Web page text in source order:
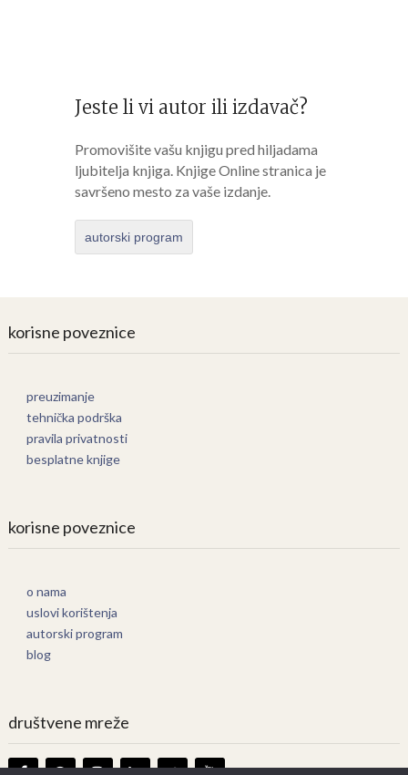
Jeste li vi autor ili izdavač?
Promovišite vašu knjigu pred hiljadama
ljubitelja knjiga. Knjige Online stranica je
savršeno mesto za vaše izdanje.
autorski program
korisne poveznice
preuzimanje
tehnička podrška
pravila privatnosti
besplatne knjige
korisne poveznice
o nama
uslovi korištenja
autorski program
blog
društvene mreže